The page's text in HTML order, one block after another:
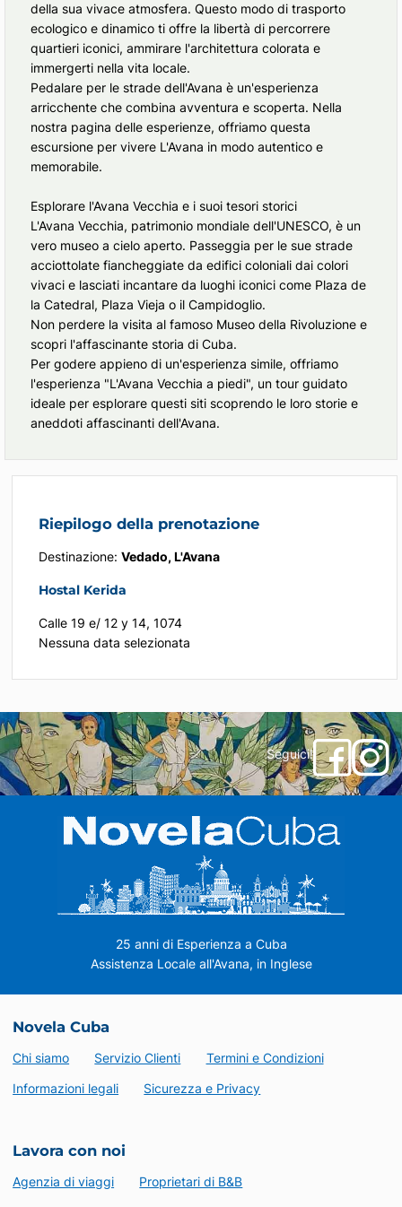
della sua vivace atmosfera. Questo modo di trasporto
ecologico e dinamico ti offre la libertà di percorrere
quartieri iconici, ammirare l'architettura colorata e
immergerti nella vita locale.
Pedalare per le strade dell'Avana è un'esperienza
arricchente che combina avventura e scoperta. Nella
nostra pagina delle esperienze, offriamo questa
escursione per vivere L'Avana in modo autentico e
memorabile.
Esplorare l'Avana Vecchia e i suoi tesori storici
L'Avana Vecchia, patrimonio mondiale dell'UNESCO, è un
vero museo a cielo aperto. Passeggia per le sue strade
acciottolate fiancheggiate da edifici coloniali dai colori
vivaci e lasciati incantare da luoghi iconici come Plaza de
la Catedral, Plaza Vieja o il Campidoglio.
Non perdere la visita al famoso Museo della Rivoluzione e
scopri l'affascinante storia di Cuba.
Per godere appieno di un'esperienza simile, offriamo
l'esperienza "L'Avana Vecchia a piedi", un tour guidato
ideale per esplorare questi siti scoprendo le loro storie e
aneddoti affascinanti dell'Avana.
Riepilogo della prenotazione
Destinazione: Vedado, L'Avana
Hostal Kerida
Calle 19 e/ 12 y 14, 1074
Nessuna data selezionata
Seguici!
25 anni di Esperienza a Cuba
Assistenza Locale all'Avana, in Inglese
Novela Cuba
Chi siamo Servizio Clienti
Termini e Condizioni
Informazioni legali
Sicurezza e Privacy
Lavora con noi
Agenzia di viaggi Proprietari di B&B